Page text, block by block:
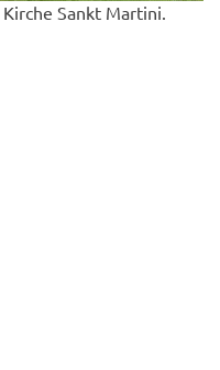
Sankt Martini.